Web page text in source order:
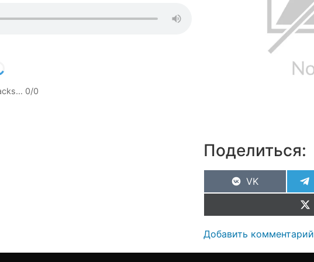
0/0
Поделиться:
VK
Добавить комментарий